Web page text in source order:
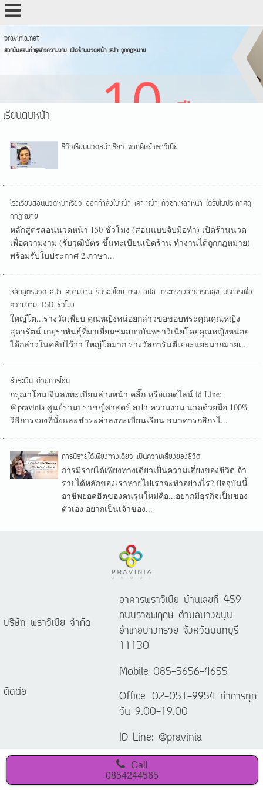
pravinia.net
สถาบันสอนทำธุรกิจความงาม เปิดร้านนวดหน้า สปา ถูกกฏหมาย
เรียนตบหน้า
รีวิวเรียนนวดหน้าเรียว จากศิษย์พราวิเนีย
โรงเรียนสอนนวดหน้าเรียว ออกกำลังใบหน้า เคาะหน้า กัวซาเหลาหน้า ได้รับใบประกาศถู
กกฏหมาย
หลักสูตรสอนนวดหน้า 150 ชั่วโมง (สอนแบบจับมือทำ) เปิดร้านนวด
เพื่อความงาม (รับวุฒิบัตร ขึ้นทะเบียนเปิดร้าน ทำงานได้ถูกกฎหมาย)
พร้อมรับใบประกาศ 2 ภาษา...
หลักสูตรนวด สปา ความงาม รับรองโดย กรม สปส. กระทรวงสาธารณสุข บริการเพื่อ
ความงาม 150 ชั่วโมง
ใหญ่โต...รางวัลเพียบ คุณหญิงหน่อยกล่าวขอขอบพระคุณคุณหญิง
สุดารัตน์ เกยุราพันธุ์ที่มาเยี่ยมชมสถาบันพราวิเนียโดยคุณหญิงหน่อย
ได้กล่าวในคลิปไว้ว่า ใหญ่โตมาก รางวัลการันตีเยอะแยะมากมายเ...
ชำระเงิน ด้วยการโอน
กรุณาโอนเงินลงทะเบียนล่วงหน้า คลิ๊ก หรือแอดไลน์ id Line:
@pravinia ศูนย์รวมปราชญ์ศาสตร์ สปา ความงาม นวดด้วยมือ 100%
วิธีการจองที่นั่งและชำระค่าลงทะเบียนเรียน ธนาคารกสิกรไ...
การมีรายได้เพียงทางเดียว เป็นความเสี่ยงของชีวิต
การมีรายได้เพียงทางเดียวเป็นความเสี่ยงของชีวิต ถ้า
รายได้หลักของเราหายไปเราจะทำอย่างไร? ปัจจุบันนี้
อาชีพยอดฮิตของคนรุ่นใหม่คือ...อยากมีธุรกิจเป็นของ
ตัวเอง อยากเป็นเจ้าของ...
บริษัท พราวิเนีย จำกัด
อาคารพราวิเนีย บ้านเลขที่ 459
ถนนราชพฤกษ์ ตำบลบางขนุน
อำเภอบางกรวย จังหวัดนนทบุรี
11130
ติดต่อ
Mobile 085-5656-4655
Office 02-051-9954 ทำการทุก
วัน 9.00-19.00
ID Line: @pravinia
Call
0854244565